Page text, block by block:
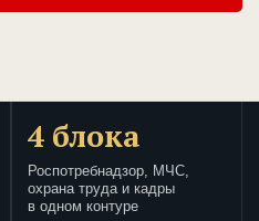
4 блока
Роспотребнадзор, МЧС,
охрана труда и кадры
в одном контуре